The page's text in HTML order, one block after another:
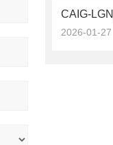
2026-01-27